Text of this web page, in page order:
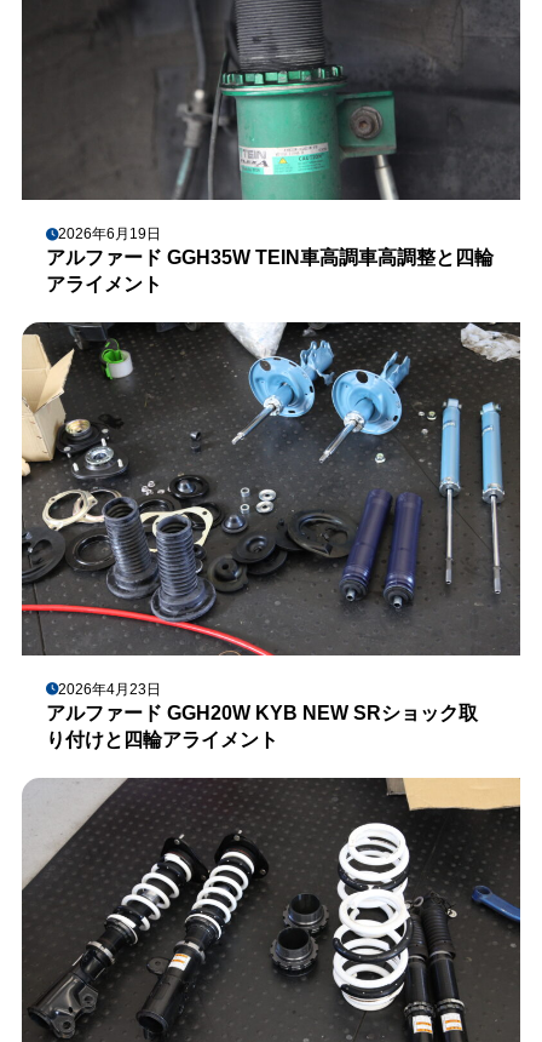
2026年6月19日
アルファード GGH35W TEIN車高調車高調整と四輪
アライメント
2026年4月23日
アルファード GGH20W KYB NEW SRショック取
り付けと四輪アライメント